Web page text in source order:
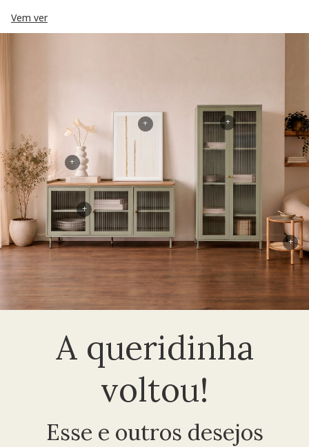
Vem ver
A queridinha
voltou!
Esse e outros desejos
+
+
+
+
+